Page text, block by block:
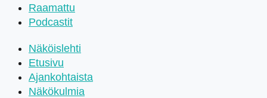
Raamattu
Podcastit
Näköislehti
Etusivu
Ajankohtaista
Näkökulmia